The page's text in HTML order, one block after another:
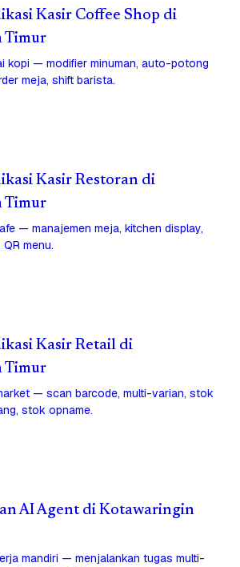
Kasir Coffee Shop di
Timur
kopi — modifier minuman, auto-potong
meja, shift barista.
Kasir Restoran di
Timur
— manajemen meja, kitchen display,
menu.
Kasir Retail di
Timur
— scan barcode, multi-varian, stok
stok opname.
AI Agent di Kotawaringin
mandiri — menjalankan tugas multi-